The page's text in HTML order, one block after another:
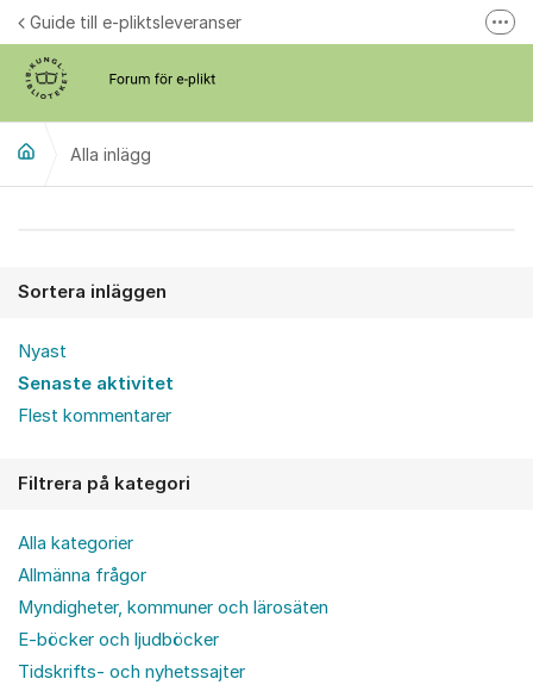
Hoppa till innehåll
Guide till e-pliktsleveranser
Alla inlägg
Sortera inläggen
Nyast
Senaste aktivitet
Flest kommentarer
Filtrera på kategori
Alla kategorier
Allmänna frågor
Myndigheter, kommuner och lärosäten
E-böcker och ljudböcker
Tidskrifts- och nyhetssajter